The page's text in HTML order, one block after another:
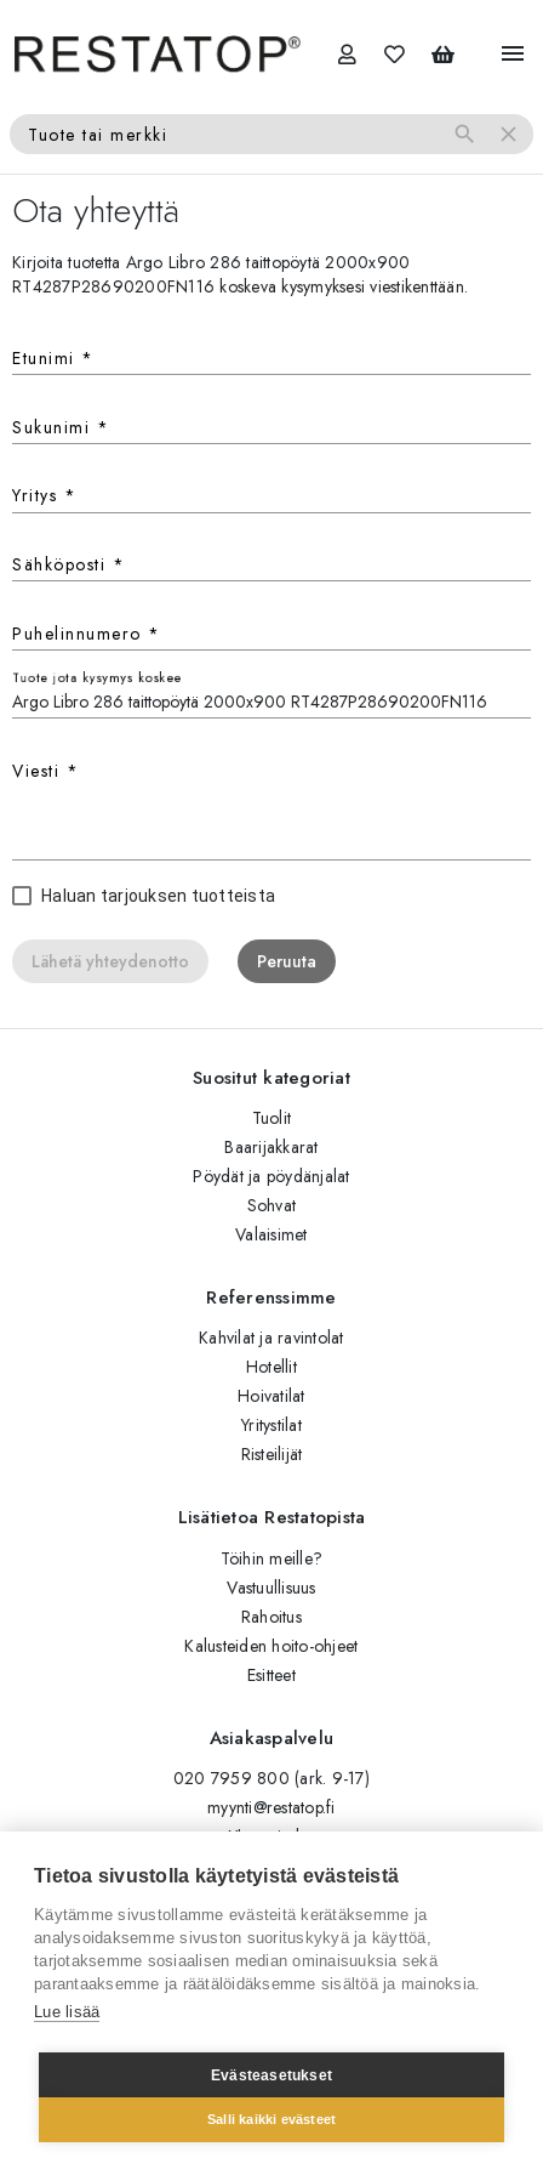
menu
Tuote tai merkki search close
Ota yhteyttä
Kirjoita tuotetta Argo Libro 286 taittopöytä 2000x900
RT4287P28690200FN116 koskeva kysymyksesi viestikenttään.
Etunimi *
Sukunimi *
Yritys *
Sähköposti *
Puhelinnumero *
Tuote jota kysymys koskee
Viesti *
Haluan tarjouksen tuotteista
Lähetä yhteydenotto Peruuta
Suositut kategoriat
Tuolit
Baarijakkarat
Pöydät ja pöydänjalat
Sohvat
Valaisimet
Referenssimme
Kahvilat ja ravintolat
Hotellit
Hoivatilat
Yritystilat
Risteilijät
Lisätietoa Restatopista
Töihin meille?
Vastuullisuus
Rahoitus
Kalusteiden hoito-ohjeet
Esitteet
Asiakaspalvelu
020 7959 800 (ark. 9-17)
myynti@restatop.fi
Yhteystiedot
Lähetä viesti
Seuraa meitä
Tilaa uutiskirje
Facebook
© 2026 Restatop Oy
Tietoa sivustolla käytetyistä evästeistä
Käytämme sivustollamme evästeitä kerätäksemme ja
analysoidaksemme sivuston suorituskykyä ja käyttöä,
tarjotaksemme sosiaalisen median ominaisuuksia sekä
parantaaksemme ja räätälöidäksemme sisältöä ja mainoksia.
Lue lisää
Evästeasetukset
Salli kaikki evästeet